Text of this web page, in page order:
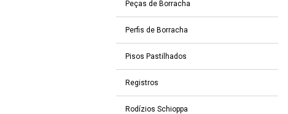
Peças de Borracha
Perfis de Borracha
Pisos Pastilhados
Registros
Rodízios Schioppa